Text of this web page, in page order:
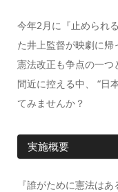
今年2月に『止められ
た井上監督が映劇に帰
憲法改正も争点の一つ
間近に控える中、 “日
てみませんか？
実施概要
『誰がために憲法は